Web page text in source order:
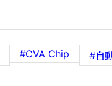
#CVA Chip #自